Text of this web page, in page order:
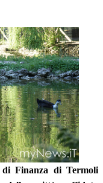
Finanza di Termoli